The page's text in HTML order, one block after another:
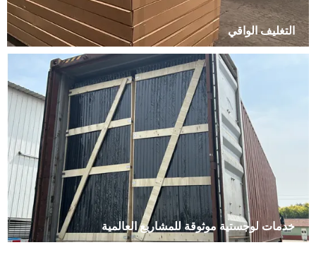
التغليف الواقي
خدمات لوجستية موثوقة للمشاريع العالمية